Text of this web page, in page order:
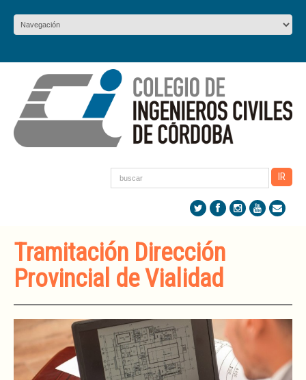
Tramitación Dirección
Provincial de Vialidad